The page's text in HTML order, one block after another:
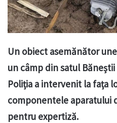
Un obiect asemănător
un câmp din satul
Poliția a intervenit la fața
componentele aparatului
pentru expertiză.